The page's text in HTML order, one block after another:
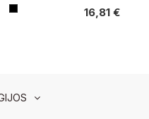
16,81 €